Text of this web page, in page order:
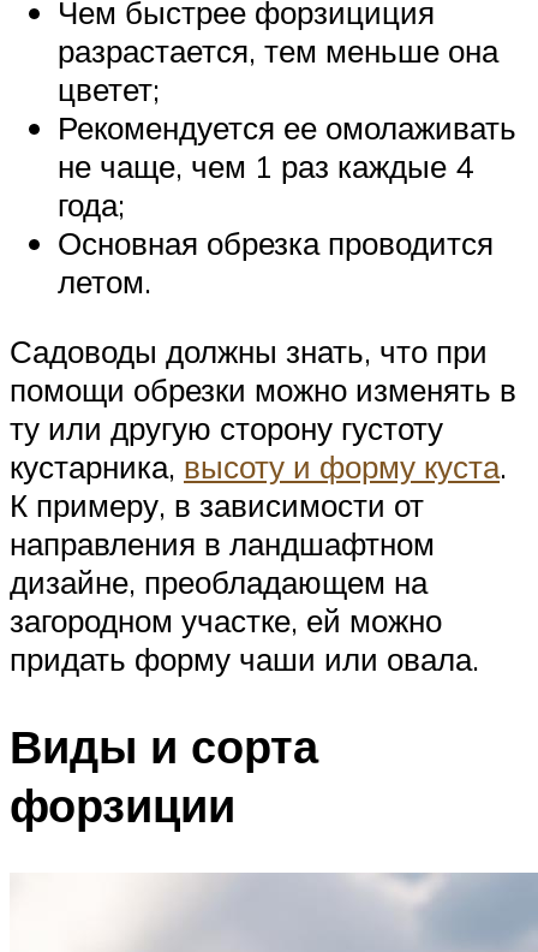
Чем быстрее форзициция
разрастается, тем меньше она
цветет;
Рекомендуется ее омолаживать
не чаще, чем 1 раз каждые 4
года;
Основная обрезка проводится
летом.
Садоводы должны знать, что при
помощи обрезки можно изменять в
ту или другую сторону густоту
кустарника, высоту и форму куста.
К примеру, в зависимости от
направления в ландшафтном
дизайне, преобладающем на
загородном участке, ей можно
придать форму чаши или овала.
Виды и сорта
форзиции